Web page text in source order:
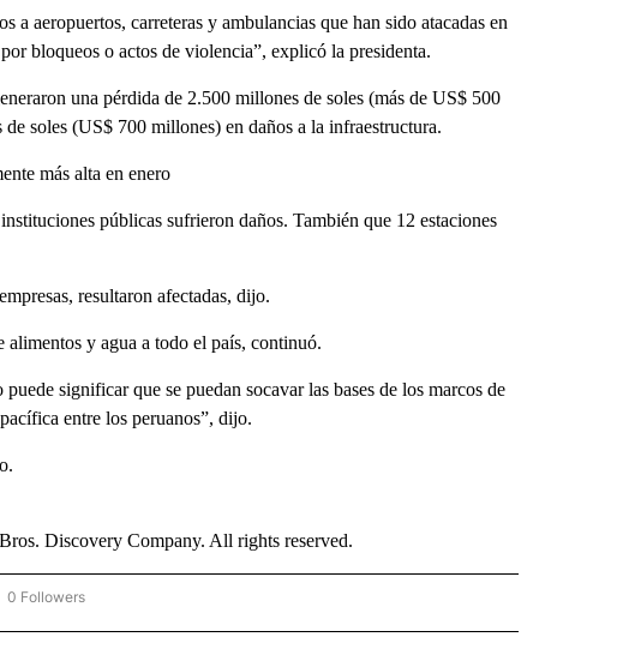
a aeropuertos, carreteras y ambulancias que han sido atacadas en
bloqueos o actos de violencia”, explicó la presidenta.
una pérdida de 2.500 millones de soles (más de US$ 500
soles (US$ 700 millones) en daños a la infraestructura.
más alta en enero
públicas sufrieron daños. También que 12 estaciones
resultaron afectadas, dijo.
y agua a todo el país, continuó.
significar que se puedan socavar las bases de los marcos de
entre los peruanos”, dijo.
Discovery Company. All rights reserved.
"CNN-SPANISH" TO RECEIVE NOTIFICATIONS ABOUT NEW PAGES ON "CNN-SPANISH".
0 Followers